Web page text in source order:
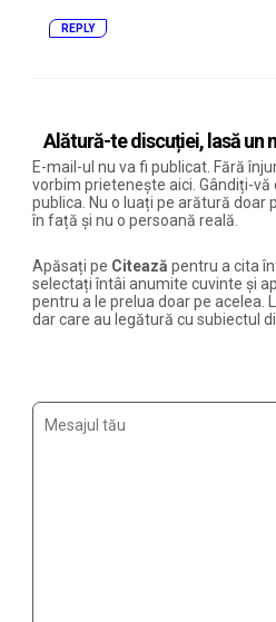
REPLY
Alătură-te discuției, lasă un
E-mail-ul nu va fi publicat. Fără
vorbim prietenește aici. Gândiți-vă
publica. Nu o luați pe arătură doar
în față și nu o persoană reală.
Apăsați pe Citează pentru a cita
selectați întâi anumite cuvinte și
pentru a le prelua doar pe acelea.
dar care au legătură cu subiectul